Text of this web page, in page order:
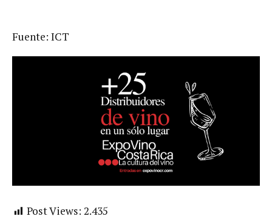
Fuente: ICT
Post Views: 2.435